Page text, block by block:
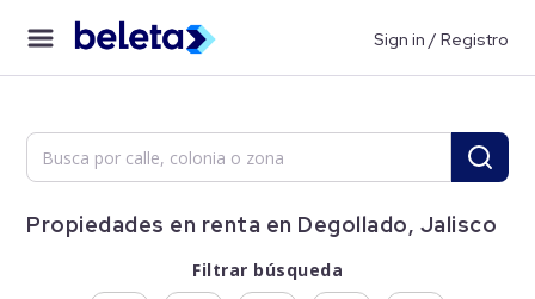
Sign in / Registro
Propiedades en renta en Degollado, Jalisco
Filtrar búsqueda